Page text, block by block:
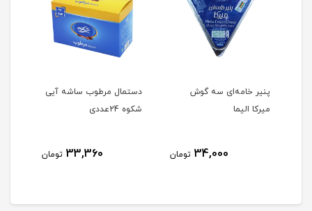
پنیر خامه‌ای سه گوش
میرکا الیما
34,000 تومان
دستمال مرطوب ساشه آیی
شکوه 24عددی
33,360 تومان